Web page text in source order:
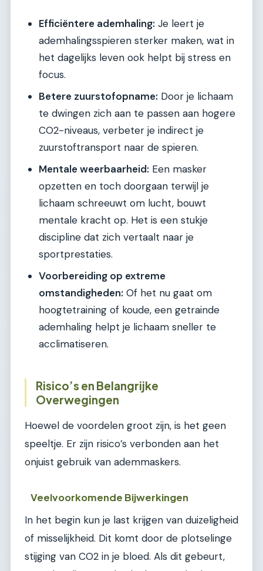
Efficiëntere ademhaling: Je leert je
ademhalingsspieren sterker maken, wat in
het dagelijks leven ook helpt bij stress en
focus.
Betere zuurstofopname: Door je lichaam
te dwingen zich aan te passen aan hogere
CO2-niveaus, verbeter je indirect je
zuurstoftransport naar de spieren.
Mentale weerbaarheid: Een masker
opzetten en toch doorgaan terwijl je
lichaam schreeuwt om lucht, bouwt
mentale kracht op. Het is een stukje
discipline dat zich vertaalt naar je
sportprestaties.
Voorbereiding op extreme
omstandigheden: Of het nu gaat om
hoogtetraining of koude, een getrainde
ademhaling helpt je lichaam sneller te
acclimatiseren.
Risico’s en Belangrijke
Overwegingen
Hoewel de voordelen groot zijn, is het geen
speeltje. Er zijn risico’s verbonden aan het
onjuist gebruik van ademmaskers.
Veelvoorkomende Bijwerkingen
In het begin kun je last krijgen van duizeligheid
of misselijkheid. Dit komt door de plotselinge
stijging van CO2 in je bloed. Als dit gebeurt,